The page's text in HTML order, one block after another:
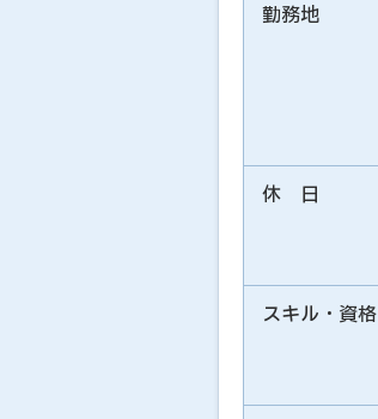
勤務地
休 日
スキル・資格